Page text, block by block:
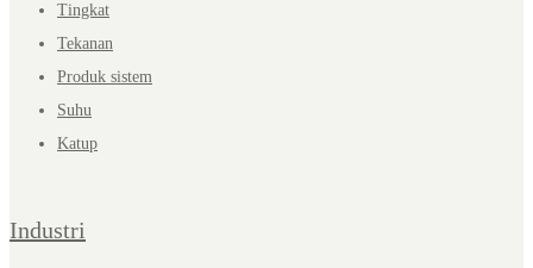
Tingkat
Tekanan
Produk sistem
Suhu
Katup
Industri